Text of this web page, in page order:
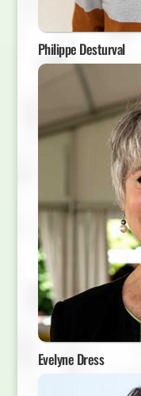
Philippe Desturval
Evelyne Dress